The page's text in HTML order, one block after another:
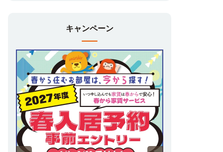
キャンペーン